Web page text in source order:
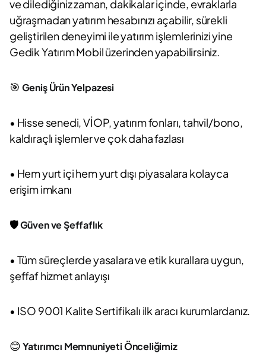
ve dilediğiniz zaman, dakikalar içinde, evraklarla
uğraşmadan yatırım hesabınızı açabilir, sürekli
geliştirilen deneyimi ile yatırım işlemlerinizi yine
Gedik Yatırım Mobil üzerinden yapabilirsiniz.
🎯 Geniş Ürün Yelpazesi
• Hisse senedi, VİOP, yatırım fonları, tahvil/bono,
kaldıraçlı işlemler ve çok daha fazlası
• Hem yurt içi hem yurt dışı piyasalara kolayca
erişim imkanı
🛡️Güven ve Şeffaflık
• Tüm süreçlerde yasalara ve etik kurallara uygun,
şeffaf hizmet anlayışı
• ISO 9001 Kalite Sertifikalı ilk aracı kurumlardanız.
😊Yatırımcı Memnuniyeti Önceliğimiz